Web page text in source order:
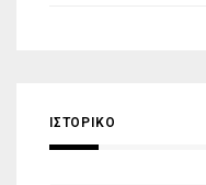
ΙΣΤΟΡΙΚΌ